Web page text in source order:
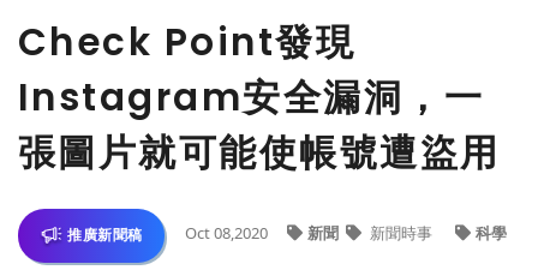
Check Point發現
Instagram安全漏洞，一
張圖片就可能使帳號遭盜用
推廣新聞稿 Oct 08,2020 新聞 新聞時事 科學